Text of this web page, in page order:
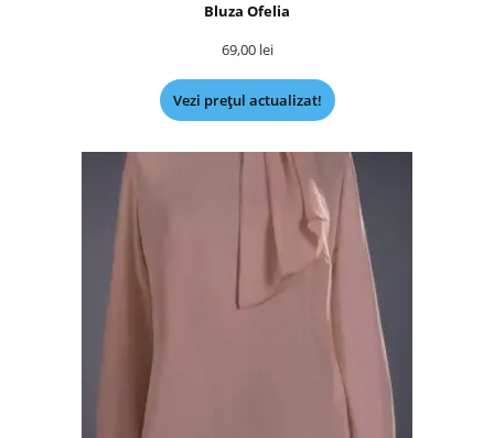
Bluza Ofelia
69,00 lei
Vezi prețul actualizat!